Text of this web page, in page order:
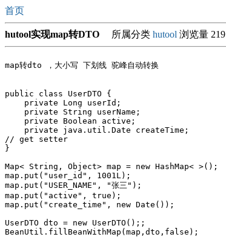
首页
hutool实现map转DTO 所属分类 hutool 浏览量 219
map转dto ，大小写 下划线 驼峰自动转换
public class UserDTO {
    private Long userId;
    private String userName;
    private Boolean active;
    private java.util.Date createTime;
// get setter
}
Map< String, Object> map = new HashMap< >();
map.put("user_id", 1001L);
map.put("USER_NAME", "张三");
map.put("active", true);
map.put("create_time", new Date());
UserDTO dto = new UserDTO();;
BeanUtil.fillBeanWithMap(map,dto,false);